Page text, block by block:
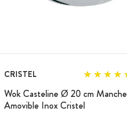
CRISTEL
Wok Casteline Ø 20 cm Manche
Amovible Inox Cristel